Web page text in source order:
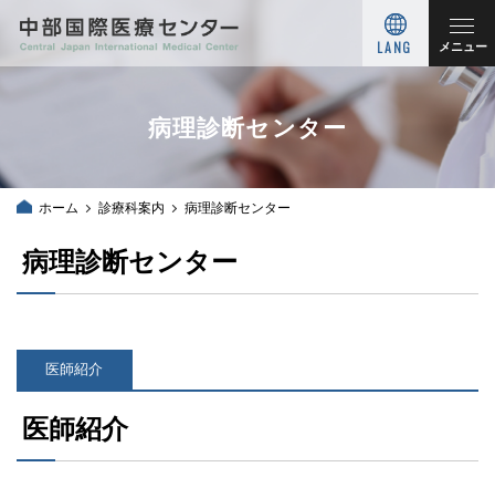
LANG メニュー
病理診断センター
ホーム 診療科案内 病理診断センター
病理診断センター
医師紹介
医師紹介